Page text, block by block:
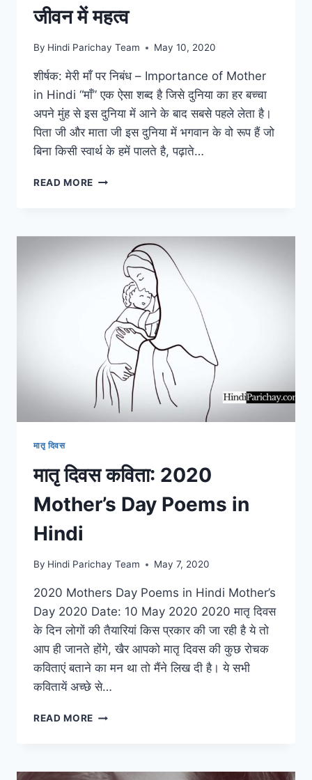
जीवन में महत्व
By Hindi Parichay Team May 10, 2020
शीर्षक: मेरी माँ पर निबंध – Importance of Mother
in Hindi “माँ” एक ऐसा शब्द है जिसे दुनिया का हर बच्चा
अपने मुंह से इस दुनिया में आने के बाद सबसे पहले लेता है।
पिता जी और माता जी इस दुनिया में भगवान के वो रूप हैं जो
बिना किसी स्वार्थ के हमें पालते है, पढ़ाते…
READ MORE मेरी
और
मातृ दिवस
मातृ दिवस कविता: 2020
Mother’s Day Poems in
Hindi
By Hindi Parichay Team May 7, 2020
2020 Mothers Day Poems in Hindi Mother’s
Day 2020 Date: 10 May 2020 2020 मातृ दिवस
के दिन लोगों की तैयारियां किस प्रकार की जा रही है ये तो
आप ही जानते होंगे, खैर आपको मातृ दिवस की कुछ रोचक
कविताएं बताने का मन था तो मैंने लिख दी है। ये सभी
कवितायें अच्छे से…
READ MORE मातृ
MOTHER’S